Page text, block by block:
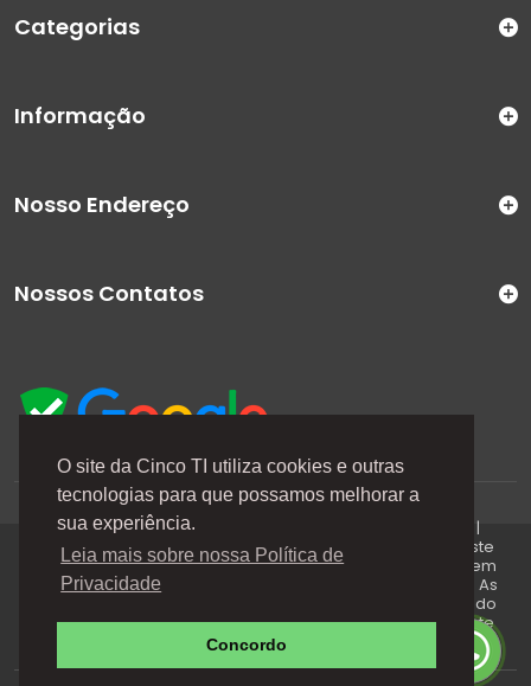
O site da Cinco TI utiliza cookies e outras
tecnologias para que possamos melhorar a
sua experiência.
Leia mais sobre nossa Política de
Privacidade
Concordo
Categorias
Informação
A Cinco TI (5TI) é uma marca registrada de CINCO TI
COMERCIO E SERVICOS LTDA | CNPJ: 08.307.867/0001-04 |
Todos os direitos reservados. Os preços anunciados neste
site ou via e-mails promocionais podem ser alterados sem
prévio aviso. A 5TI não é responsável por erros descritos. As
fotos contidas nessa página são meramente ilustrativas do
produto e podem variar de acordo com o fornecedor/lote
do fabricante. Este site trabalha 100% em criptografia SSL.
Nosso Endereço
Nossos Contatos